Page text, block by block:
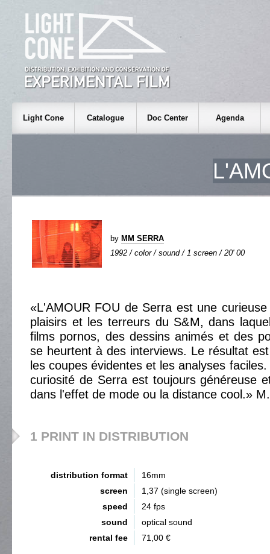
Light Cone Catalogue Doc Center Agenda
by MM SERRA
1992 / color / sound / 1 screen / 20' 00
«L'AMOUR FOU de Serra est une
plaisirs et les terreurs du S&M, dans
films pornos, des dessins animés et des
se heurtent à des interviews. Le résultat
les coupes évidentes et les analyses
curiosité de Serra est toujours généreuse
dans l'effet de mode ou la distance cool.»
1 PRINT IN DISTRIBUTION
distribution format
16mm
screen
1,37 (single screen)
speed
24 fps
sound
optical sound
rental fee
71,00 €